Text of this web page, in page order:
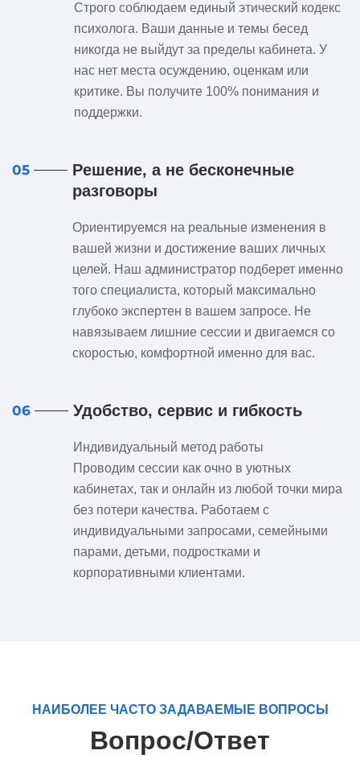
Строго соблюдаем единый этический кодекс
психолога. Ваши данные и темы бесед
никогда не выйдут за пределы кабинета. У
нас нет места осуждению, оценкам или
критике. Вы получите 100% понимания и
поддержки.
05
Решение, а не бесконечные
разговоры
Ориентируемся на реальные изменения в
вашей жизни и достижение ваших личных
целей. Наш администратор подберет именно
того специалиста, который максимально
глубоко экспертен в вашем запросе. Не
навязываем лишние сессии и двигаемся со
скоростью, комфортной именно для вас.
06 Удобство, сервис и гибкость
Индивидуальный метод работы
Проводим сессии как очно в уютных
кабинетах, так и онлайн из любой точки мира
без потери качества. Работаем с
индивидуальными запросами, семейными
парами, детьми, подростками и
корпоративными клиентами.
НАИБОЛЕЕ ЧАСТО ЗАДАВАЕМЫЕ ВОПРОСЫ
Вопрос/Ответ